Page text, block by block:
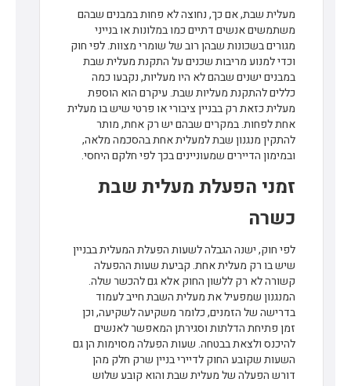
מעלית שבת, אם כך, נחוצה לא פחות במבנים שבהם
משתמשים אנשים דתיים כמו במלונות או בנייני
מגורים בשכונות שבהן רוב של שומרי מצוות. לפי חוק
וכדי למנוע מריבות שכנים על התקנת מעלית שבת
במבנים ישנים שבהם לא היו מעליות, נקבעו כמה
כללים להתקנת מעליות שבת. עיקרם הוא הוספת
מעלית כזאת רק בבניין ציבורי או פרטי שיש בו מעלית
אחת לפחות. במקרים שבהם יש רק אחת, מותר
להתקין מנגנון שבת למעלית אחת בהסכמה מלאה,
ובמימון הדיירים שמעוניינים בכך לפי חלקם היחסי.
זמני הפעלת מעלית שבת
כשרה
לפי חוק, ישנה הגבלה לשעות הפעלת המעלית בבניין
שיש בו רק מעלית אחת. קביעת שעות ההפעלה
קשורה לא רק ללשון החוק אלא גם להכשר שלה.
המנגנון שמפעיל את מעלית השבת חייב לעמוד
בדרישה של הזמנים, כלומר משקיעה לשקיעה, וכן
זמן פתיחת הדלתות וסגירתן המאפשר לאנשים
להיכנס ולצאת בבטחה. שעות הפעלה מסוימות הן גם
השעות שקובע החוק לדיירי בניין שרק חלק מהן
דורש הפעלה של מעלית שבת והוא קובע שלוש